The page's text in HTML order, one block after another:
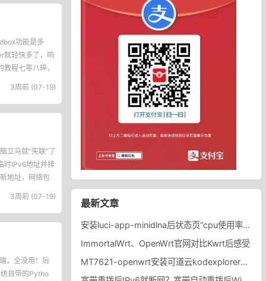
功能是多
就轻快多了，响
程七零八碎，
3周前 (07-19)
立马就“失联”了
时IPv6地址并排
地址，网络包
3周前 (07-19)
，全没用！后
自带的Pytho
最新文章
安装luci-app-minidlna后状态页“cpu使用率“显示虚高，排除过程记录。
ImmortalWrt、OpenWrt官网对比Kwrt后感受
MT7621-openwrt安装可道云kodexplorer轻量化NAS